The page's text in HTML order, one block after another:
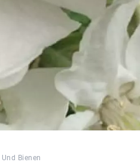
Bienen